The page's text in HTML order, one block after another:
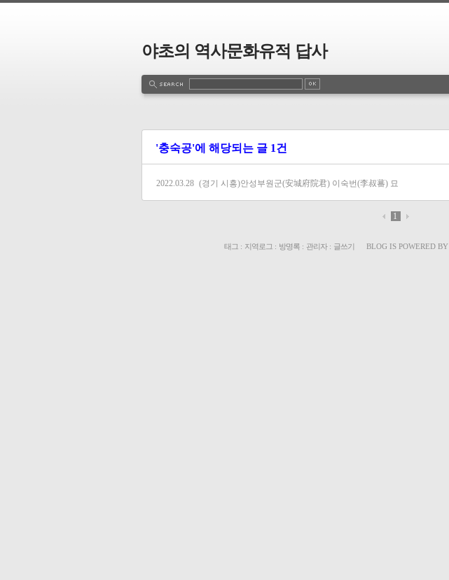
야초의 역사문화유적 답사
'충숙공'에 해당되는 글 1건
2022.03.28 (경기 시흥)안성부원군(安城府院君) 이숙번(李叔蕃) 묘
1
태그 : 지역로그 : 방명록 : 관리자: 글쓰기 BLOG IS POWERED BY